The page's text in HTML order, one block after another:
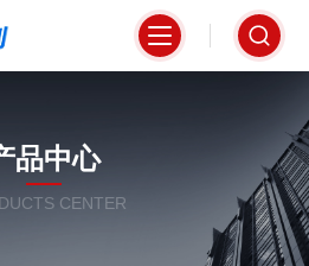
品中心
CENTER